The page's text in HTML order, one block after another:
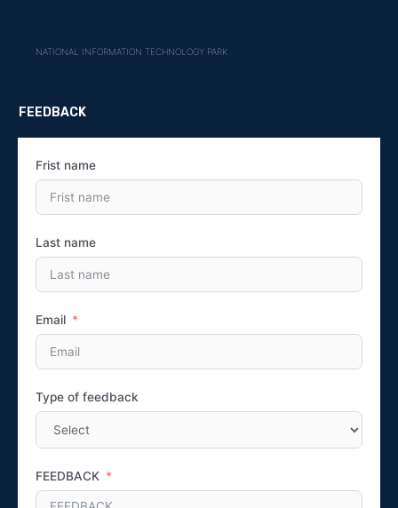
NATIONAL INFORMATION TECHNOLOGY PARK
FEEDBACK
Frist name
Last name
Email
Type of feedback
FEEDBACK